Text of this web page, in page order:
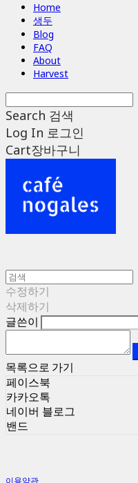
Home
생두
Blog
FAQ
About
Harvest
Search 검색
Log In 로그인
Cart장바구니
수정하기
삭제하기
글쓴이
목록으로 가기
페이스북
카카오톡
네이버 블로그
밴드
이용약관